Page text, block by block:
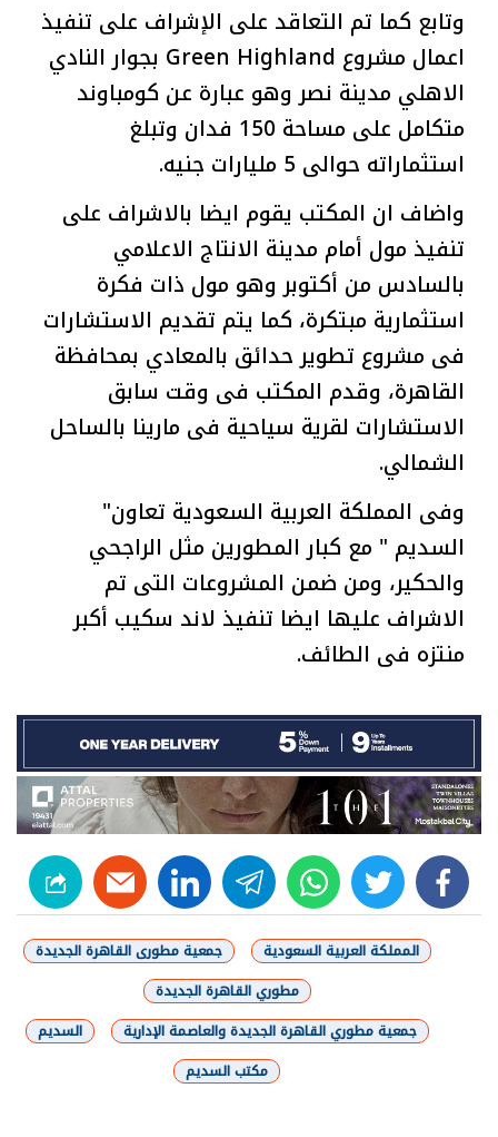
وتابع كما تم التعاقد على الإشراف على تنفيذ
اعمال مشروع Green Highland بجوار النادي
الاهلي مدينة نصر وهو عبارة عن كومباوند
متكامل على مساحة 150 فدان وتبلغ
استثماراته حوالى 5 مليارات جنيه.
واضاف ان المكتب يقوم ايضا بالاشراف على
تنفيذ مول أمام مدينة الانتاج الاعلامي
بالسادس من أكتوبر وهو مول ذات فكرة
استثمارية مبتكرة، كما يتم تقديم الاستشارات
فى مشروع تطوير حدائق بالمعادي بمحافظة
القاهرة، وقدم المكتب فى وقت سابق
الاستشارات لقرية سياحية فى مارينا بالساحل
الشمالي.
وفى المملكة العربية السعودية تعاون"
السديم " مع كبار المطورين مثل الراجحي
والحكير، ومن ضمن المشروعات التى تم
الاشراف عليها ايضا تنفيذ لاند سكيب أكبر
منتزه فى الطائف.
facebook
twitter
whats
telegram
linkedin
المملكة العربية السعودية
جمعية مطورى القاهرة الجديدة
مطوري القاهرة الجديدة
جمعية مطوري القاهرة الجديدة والعاصمة الإدارية
السديم
مكتب السديم